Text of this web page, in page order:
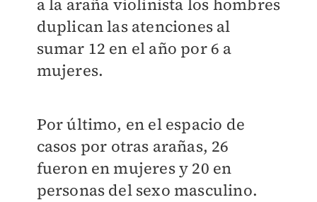
a la araña violinista los hombres
duplican las atenciones al
sumar 12 en el año por 6 a
mujeres.
Por último, en el espacio de
casos por otras arañas, 26
fueron en mujeres y 20 en
personas del sexo masculino.